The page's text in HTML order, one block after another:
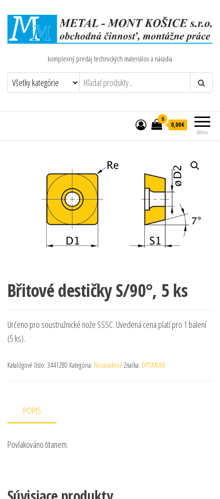
komplexný predaj technických materiálov a náradia
Menu
0
0,00€
Břitové destičky S/90°, 5 ks
Určeno pro soustružnické nože SSSC. Uvedená cena platí pro 1 balení
(5 ks).
Katalógové číslo: 3441280 Kategória: Nezaradené Značka: OPTIMUM
POPIS
Povlakováno titanem.